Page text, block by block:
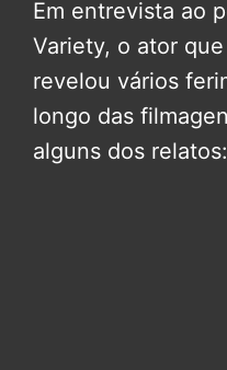
Em entrevista ao
Variety, o ator
revelou vários
longo das
alguns dos relatos: